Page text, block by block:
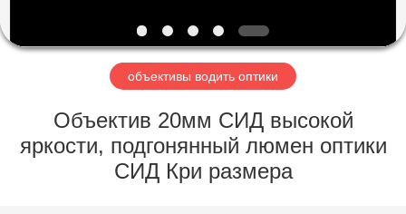
ЭКСКУРСИЯ
ЗАВОДУ
КОНТРОЛЬ
объективы водить оптики
Объектив 20мм СИД высокой
яркости, подгонянный люмен оптики
СИД Кри размера